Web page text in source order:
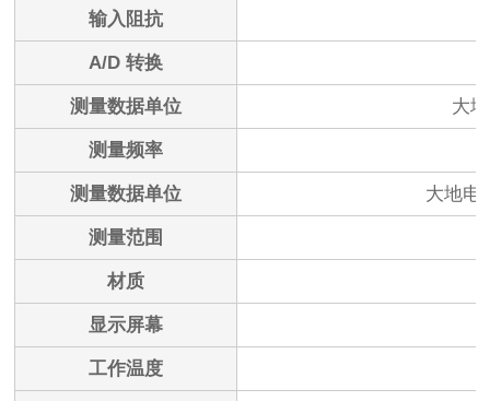
输入阻抗
A/D 转换
测量数据单位 大
测量频率
测量数据单位 大地电
测量范围
材质
显示屏幕
工作温度